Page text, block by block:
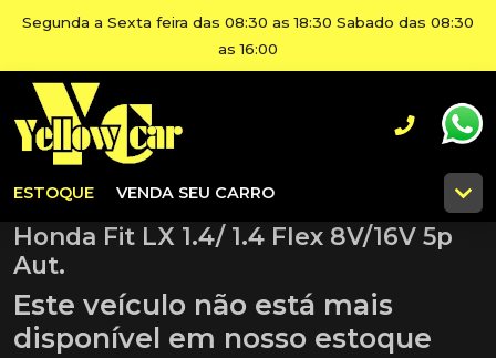
Segunda a Sexta feira das 08:30 as 18:30 Sabado das 08:30
as 16:00
ESTOQUE VENDA SEU CARRO
Honda Fit LX 1.4/ 1.4 Flex 8V/16V 5p
Aut.
Este veículo não está mais
disponível em nosso estoque